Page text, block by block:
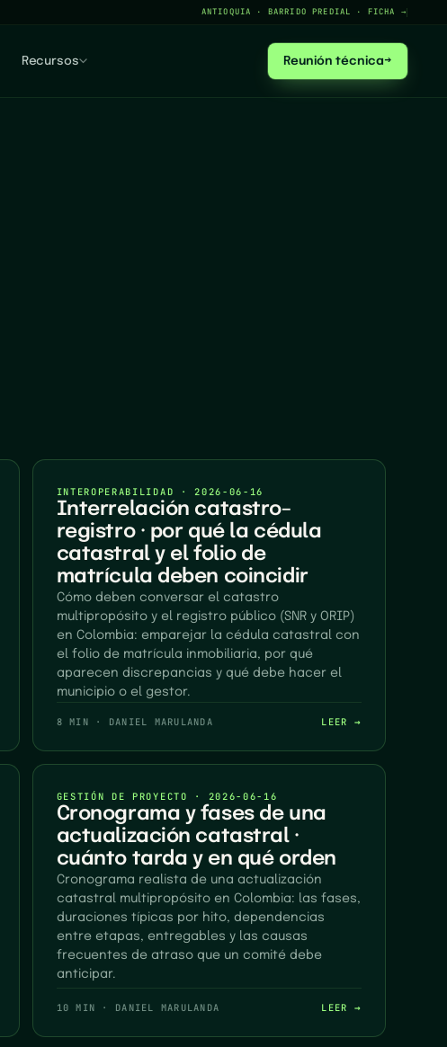
ANTIOQUIA · BARRIDO PREDIAL · FICHA →
Recursos Reunión técnica→
INTEROPERABILIDAD ·2026-06-16
Interrelación catastro–
registro · por qué la cédula
catastral y el folio de
matrícula deben coincidir
Cómo deben conversar el catastro
multipropósito y el registro público (SNR y ORIP)
en Colombia: emparejar la cédula catastral con
el folio de matrícula inmobiliaria, por qué
aparecen discrepancias y qué debe hacer el
municipio o el gestor.
8 MIN · DANIEL MARULANDA LEER →
GESTIÓN DE PROYECTO · 2026-06-16
Cronograma y fases de una
actualización catastral ·
cuánto tarda y en qué orden
Cronograma realista de una actualización
catastral multipropósito en Colombia: las fases,
duraciones típicas por hito, dependencias
entre etapas, entregables y las causas
frecuentes de atraso que un comité debe
anticipar.
10 MIN · DANIEL MARULANDA LEER →